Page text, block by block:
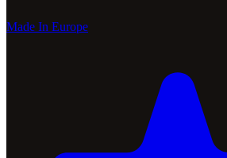
Made In Europe